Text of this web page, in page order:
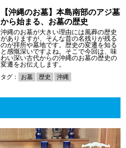
【沖縄のお墓】本島南部のアジ墓
から始まる、お墓の歴史
沖縄のお墓が大きい理由には風葬の歴史
がありますが、そんな昔の名残りが残る
のが拝所や墓地です。歴史の変遷を知る
と感慨深いですよね。そこで今回は、味
わい深い古代からの沖縄のお墓の歴史の
変遷をお伝えします。
タグ： お墓 歴史 沖縄